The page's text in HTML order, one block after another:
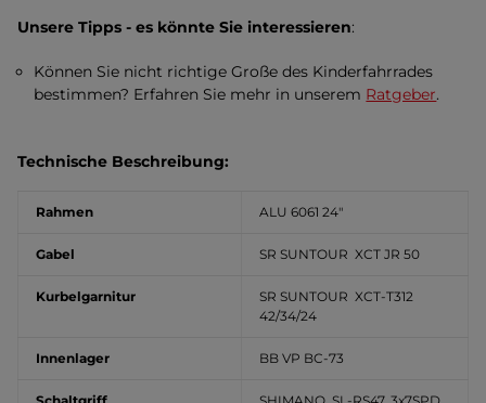
Unsere Tipps - es könnte Sie interessieren:
Können Sie nicht richtige Große des Kinderfahrrades
bestimmen? Erfahren Sie mehr in unserem Ratgeber.
Technische Beschreibung:
Rahmen ALU 6061 24"
Gabel SR SUNTOUR XCT JR 50
Kurbelgarnitur
SR SUNTOUR XCT-T312
42/34/24
Innenlager BB VP BC-73